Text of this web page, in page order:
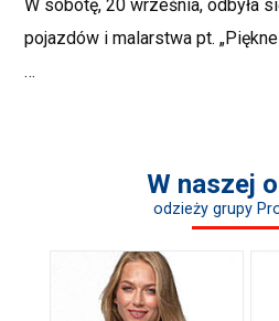
W sobotę, 20 września, odbyła
pojazdów i malarstwa pt.
…
W naszej
odzieży grupy